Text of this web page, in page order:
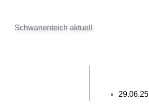
Schwanenteich aktuell
29.06.25